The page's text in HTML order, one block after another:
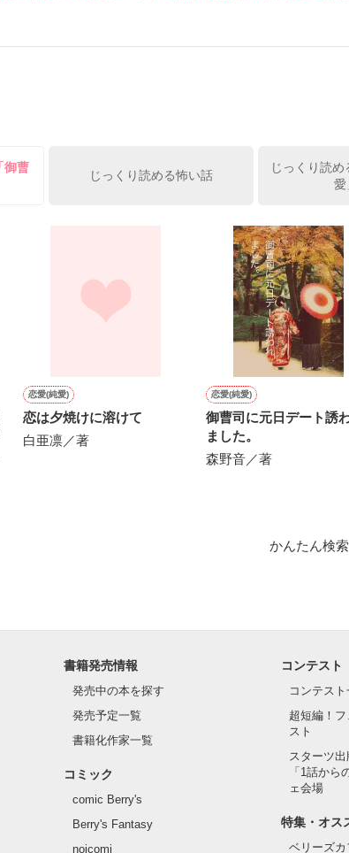
時間が、再び動き出す。
結婚してくれないか』といきなりプロポーズをしてきた上
』🦅
？！！！』🐥
見せる素顔は、なぜか想像以上に甘くて……🐥💓🦅
全てフリー素材です。
完結です。
レンド1位でした〜良かったら読んで頂けると嬉しいです。
御曹
じっくり読める怖い話
じっくり読
愛
恋愛(純愛)
恋は夕焼けに溶けて
白亜凛／著
恋愛(純愛)
御曹司に元日デート誘
ました。
森野音／著
かんたん検
書籍発売情報
発売中の本を探す
発売予定一覧
書籍化作家一覧
コミック
comic Berry's
Berry's Fantasy
noicomi
コンテスト
コンテスト
超短編！
スト
スターツ
「1話から
ェ会場
特集・オス
ベリーズ